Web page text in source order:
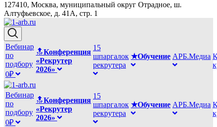
127410, Москва, муниципальный округ Отрадное, ш.
Алтуфьевское, д. 41А, стр. 1
Вебинар
по
подбору
0₽
🔝Конференция
«Рекрутер
2026»
15
шпаргалок
рекрутера
★Обучение АРБ.Медиа
Вебинар
по
подбору
0₽
🔝Конференция
«Рекрутер
2026»
15
шпаргалок
рекрутера
★Обучение АРБ.Медиа